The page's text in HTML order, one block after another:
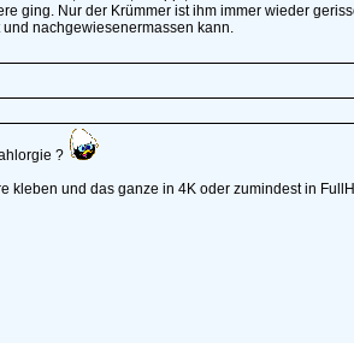
ging. Nur der Krümmer ist ihm immer wieder
nachgewiesenermassen kann.
?
kleben und das ganze in 4K oder zumindest in